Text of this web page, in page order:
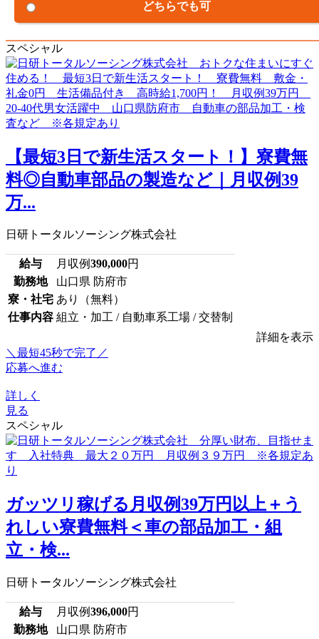
どちらでも可
スペシャル
【最短3日で新生活スタート！】寮費無
料◎自動車部品の製造など｜月収例39
万...
日研トータルソーシング株式会社
給与 月収例390,000円
勤務地
山口県 防府市
寮・社宅 あり（無料）
仕事内容 組立・加工 / 自動車系工場 / 交替制
詳細を表示
＼最短45秒で完了／
応募へ進む
詳しく
見る
スペシャル
ガッツリ稼げる月収例39万円以上＋う
れしい寮費無料＜車の部品加工・組
立・検...
日研トータルソーシング株式会社
給与 月収例396,000円
勤務地
山口県 防府市